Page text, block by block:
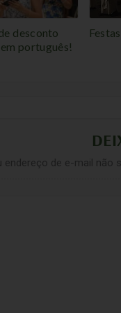
desconto
português!
endereço de e-mail não